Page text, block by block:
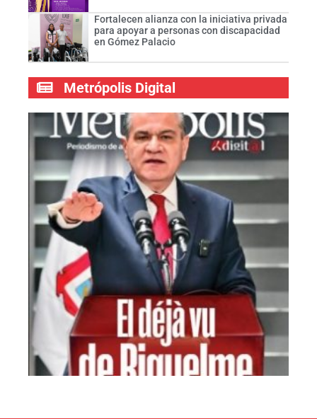
Fortalecen alianza con la iniciativa privada
para apoyar a personas con discapacidad
en Gómez Palacio
Metrópolis Digital